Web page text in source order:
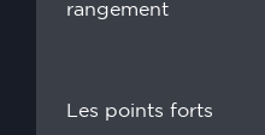
rangement
Les points forts